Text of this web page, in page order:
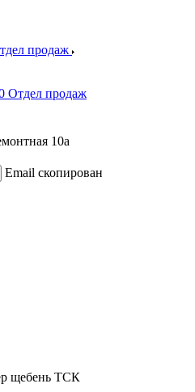
продаж
Отдел продаж
10а
Email скопирован